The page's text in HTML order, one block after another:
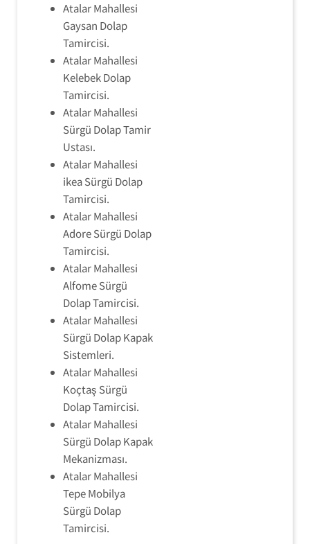
Atalar Mahallesi
Gaysan Dolap
Tamircisi.
Atalar Mahallesi
Kelebek Dolap
Tamircisi.
Atalar Mahallesi
Sürgü Dolap Tamir
Ustası.
Atalar Mahallesi
ikea Sürgü Dolap
Tamircisi.
Atalar Mahallesi
Adore Sürgü Dolap
Tamircisi.
Atalar Mahallesi
Alfome Sürgü
Dolap Tamircisi.
Atalar Mahallesi
Sürgü Dolap Kapak
Sistemleri.
Atalar Mahallesi
Koçtaş Sürgü
Dolap Tamircisi.
Atalar Mahallesi
Sürgü Dolap Kapak
Mekanizması.
Atalar Mahallesi
Tepe Mobilya
Sürgü Dolap
Tamircisi.